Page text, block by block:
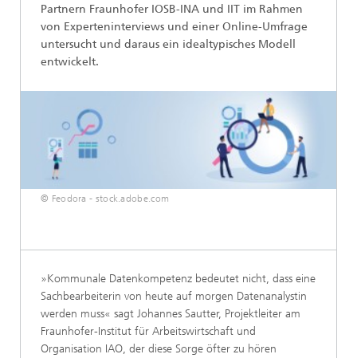
Partnern Fraunhofer IOSB-INA und IIT im Rahmen
von Experteninterviews und einer Online-Umfrage
untersucht und daraus ein idealtypisches Modell
entwickelt.
© Feodora - stock.adobe.com
»Kommunale Datenkompetenz bedeutet nicht, dass eine
Sachbearbeiterin von heute auf morgen Datenanalystin
werden muss« sagt Johannes Sautter, Projektleiter am
Fraunhofer-Institut für Arbeitswirtschaft und
Organisation IAO, der diese Sorge öfter zu hören